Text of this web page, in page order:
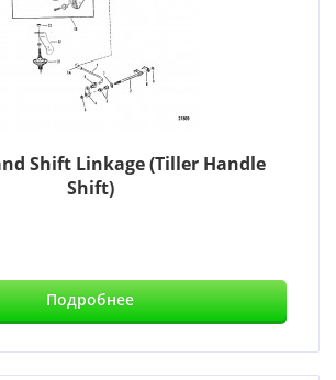
Shift Linkage (Tiller Handle
Shift)
Подробнее